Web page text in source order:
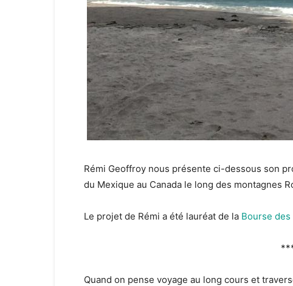
Rémi Geoffroy nous présente ci-dessous son
du Mexique au Canada le long des montagnes
Le projet de Rémi a été lauréat de la Bourse des
Quand on pense voyage au long cours et